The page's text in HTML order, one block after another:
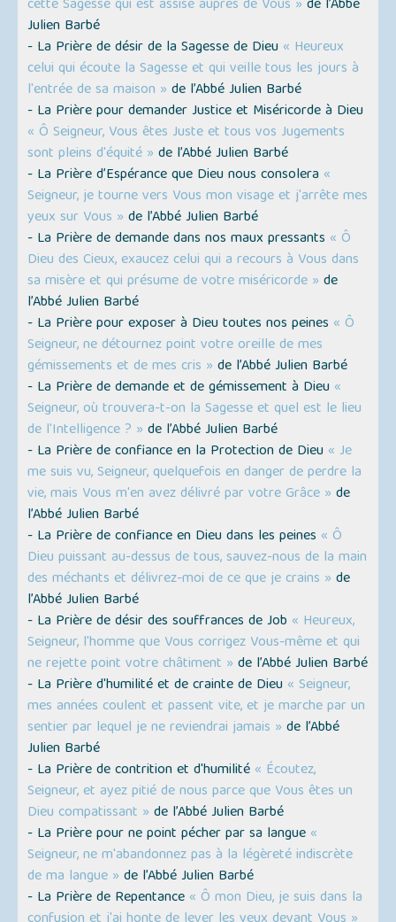
cette Sagesse qui est assise auprès de Vous » de l’Abbé
Julien Barbé
- La Prière de désir de la Sagesse de Dieu « Heureux
celui qui écoute la Sagesse et qui veille tous les jours à
l'entrée de sa maison » de l’Abbé Julien Barbé
- La Prière pour demander Justice et Miséricorde à Dieu
« Ô Seigneur, Vous êtes Juste et tous vos Jugements
sont pleins d'équité » de l’Abbé Julien Barbé
- La Prière d’Espérance que Dieu nous consolera «
Seigneur, je tourne vers Vous mon visage et j'arrête mes
yeux sur Vous » de l’Abbé Julien Barbé
- La Prière de demande dans nos maux pressants « Ô
Dieu des Cieux, exaucez celui qui a recours à Vous dans
sa misère et qui présume de votre miséricorde » de
l’Abbé Julien Barbé
- La Prière pour exposer à Dieu toutes nos peines « Ô
Seigneur, ne détournez point votre oreille de mes
gémissements et de mes cris » de l’Abbé Julien Barbé
- La Prière de demande et de gémissement à Dieu «
Seigneur, où trouvera-t-on la Sagesse et quel est le lieu
de l'Intelligence ? » de l’Abbé Julien Barbé
- La Prière de confiance en la Protection de Dieu « Je
me suis vu, Seigneur, quelquefois en danger de perdre la
vie, mais Vous m'en avez délivré par votre Grâce » de
l’Abbé Julien Barbé
- La Prière de confiance en Dieu dans les peines « Ô
Dieu puissant au-dessus de tous, sauvez-nous de la main
des méchants et délivrez-moi de ce que je crains » de
l’Abbé Julien Barbé
- La Prière de désir des souffrances de Job « Heureux,
Seigneur, l'homme que Vous corrigez Vous-même et qui
ne rejette point votre châtiment » de l’Abbé Julien Barbé
- La Prière d'humilité et de crainte de Dieu « Seigneur,
mes années coulent et passent vite, et je marche par un
sentier par lequel je ne reviendrai jamais » de l’Abbé
Julien Barbé
- La Prière de contrition et d'humilité « Écoutez,
Seigneur, et ayez pitié de nous parce que Vous êtes un
Dieu compatissant » de l’Abbé Julien Barbé
- La Prière pour ne point pécher par sa langue «
Seigneur, ne m'abandonnez pas à la légèreté indiscrète
de ma langue » de l’Abbé Julien Barbé
- La Prière de Repentance « Ô mon Dieu, je suis dans la